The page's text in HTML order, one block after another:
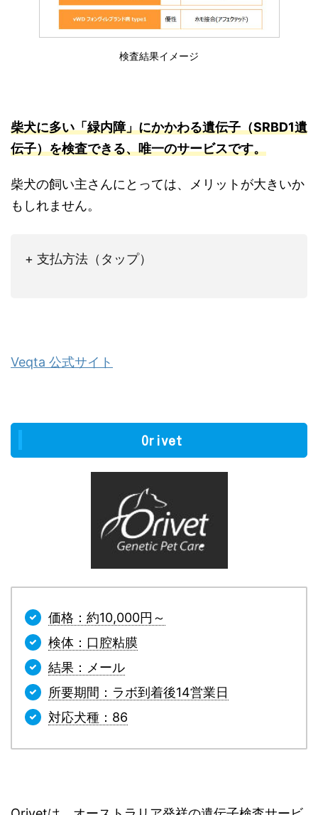
検査結果イメージ
柴犬に多い「緑内障」にかかわる遺伝子（SRBD1遺
伝子）を検査できる、唯一のサービスです。
柴犬の飼い主さんにとっては、メリットが大きいか
もしれません。
+ 支払方法（タップ）
Veqta 公式サイト
Orivet
価格：約10,000円～
検体：口腔粘膜
結果：メール
所要期間：ラボ到着後14営業日
対応犬種：86